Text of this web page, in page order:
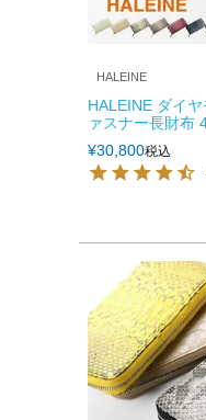
HALEINE
HALEINE ダイ
ァスナー長財布
¥30,800税込